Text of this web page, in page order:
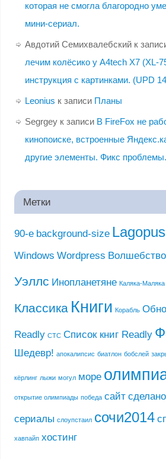
которая не смогла благородно
мини-сериал.
Авдотий Семихвалебскийк
лечим колёсико у A4tech X7 (XL-
инструкция с картинками. (UPD
Leonius к записи Планы
Segrgeyк записи В FireFox не
кинопоиске, встроенные
другие элементы. Фикс проблемы.
Метки
90-е background-size Lagopus
Windows Wordpress Волшебство
Уэллс Инопланетяне Каляка-Маляка
Классика Книги Корабль
Readly СТС Список книг Readly
Шедевр! апокалипсис биатлон бобслей
кёрлинг лыжи могул море
открытие олимпиады победа сайт
сериалы слоупстаил сочи2014
хавпайп хостинг